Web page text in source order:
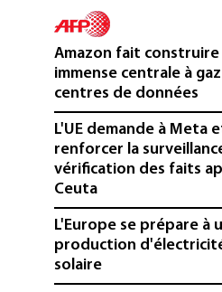
Amazon fait construire
immense centrale à
centres de données
L'UE demande à Meta
renforcer la
vérification des faits
Ceuta
L'Europe se prépare à
production
solaire